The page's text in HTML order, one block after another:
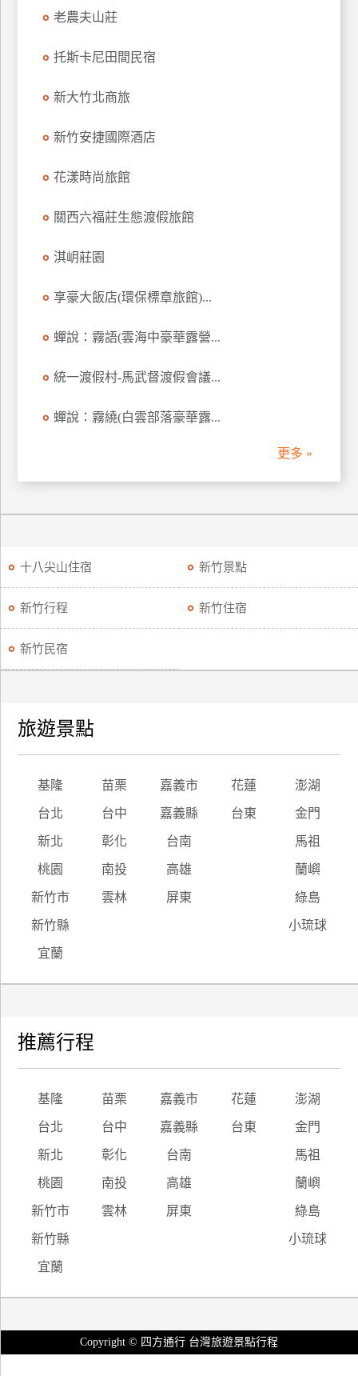
老農夫山莊
托斯卡尼田間民宿
新大竹北商旅
新竹安捷國際酒店
花漾時尚旅館
關西六福莊生態渡假旅館
淇岄莊園
享豪大飯店(環保標章旅館)...
蟬說：霧語(雲海中豪華露營...
統一渡假村-馬武督渡假會議...
蟬說：霧繞(白雲部落豪華露...
更多 »
十八尖山住宿 新竹景點
新竹行程 新竹住宿
新竹民宿
旅遊景點
基隆 苗栗 嘉義市 花蓮 澎湖
台北 台中 嘉義縣 台東 金門
新北 彰化 台南 馬祖
桃園 南投 高雄 蘭嶼
新竹市 雲林 屏東 綠島
新竹縣 小琉球
宜蘭
推薦行程
基隆 苗栗 嘉義市 花蓮 澎湖
台北 台中 嘉義縣 台東 金門
新北 彰化 台南 馬祖
桃園 南投 高雄 蘭嶼
新竹市 雲林 屏東 綠島
新竹縣 小琉球
宜蘭
Copyright © 四方通行 台灣旅遊景點行程